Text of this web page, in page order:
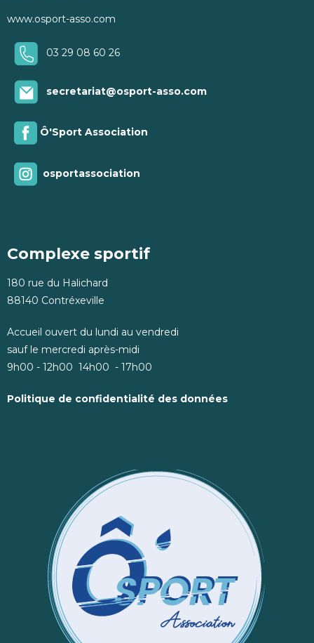
www.osport-asso.com
03 29 08 60 26
secretariat@osport-asso.com
Ô'Sport Association
osportassociation
Complexe sportif
180 rue du Halichard
88140 Contréxeville
Accueil ouvert du lundi au vendredi
sauf le mercredi après-midi
9h00 - 12h00 14h00 - 17h00
Politique de confidentialité des données